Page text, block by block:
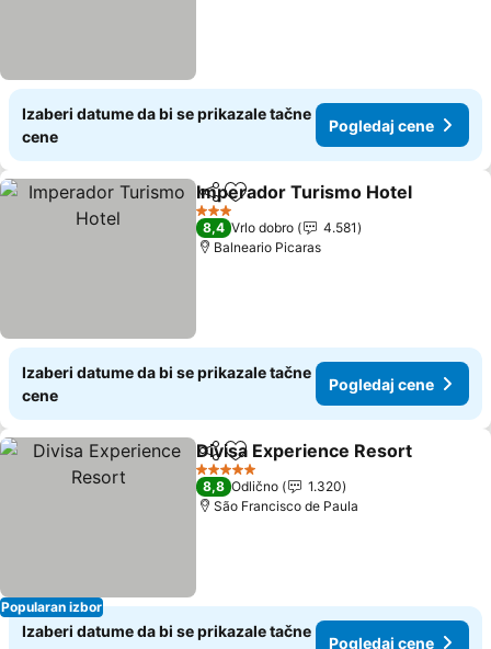
Izaberi datume da bi se prikazale tačne
cene
Pogledaj cene
Deli Dodati u favorite
Imperador Turismo Hotel
3 Zvezdice
8,4 Vrlo dobro
4.581
Balneario Picaras
Izaberi datume da bi se prikazale tačne
cene
Pogledaj cene
Popularan izbor
Deli Dodati u favorite
Divisa Experience Resort
5 Zvezdice
8,8 Odlično
1.320
São Francisco de Paula
Izaberi datume da bi se prikazale tačne
Pogledaj cene